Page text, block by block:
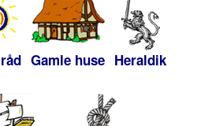
Gamle huse Heraldik